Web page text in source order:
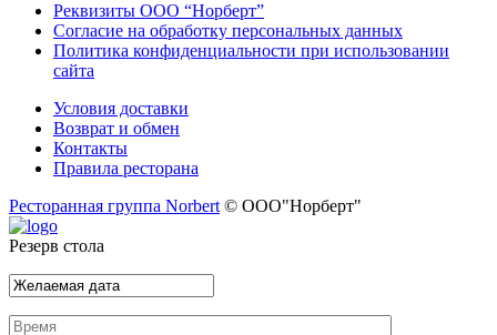
Реквизиты ООО “Норберт”
Согласие на обработку персональных данных
Политика конфиденциальности при использовании
сайта
Условия доставки
Возврат и обмен
Контакты
Правила ресторана
Ресторанная группа Norbert © ООО"Норберт"
Резерв стола